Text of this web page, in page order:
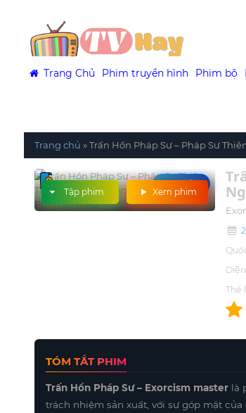
Trang Chủ Phim truyền hình Phim bộ
Trang chủ »Trấn Hồn Pháp Sư – Pháp Sư
Trailer
Xem phim
Tập phim
Thể
TÓM TẮT PHIM
Trấn Hồn Pháp Sư – Exorcism masterlà
trách nhiệm sản xuất, với sự góp mặt